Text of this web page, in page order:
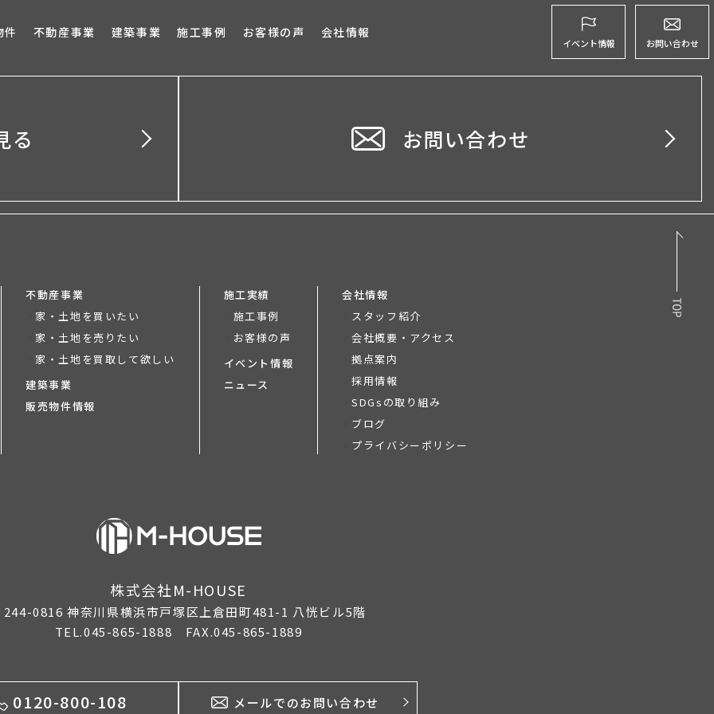
件 不動産事業 建築事業 施工事例 お客様の声 会社情報
イベント情報 お問い合わせ
る お問い合わせ
不動産事業
家・土地を買いたい
家・土地を売りたい
家・土地を買取して欲しい
建築事業
販売物件情報
施工実績
施工事例
お客様の声
イベント情報
ニュース
会社情報
スタッフ紹介
会社概要・アクセス
拠点案内
採用情報
SDGsの取り組み
ブログ
プライバシーポリシー
株式会社M-HOUSE
244-0816 神奈川県横浜市戸塚区上倉田町481-1 八恍ビル5階
TEL.045-865-1888 FAX.045-865-1889
0120-800-108 メールでのお問い合わせ